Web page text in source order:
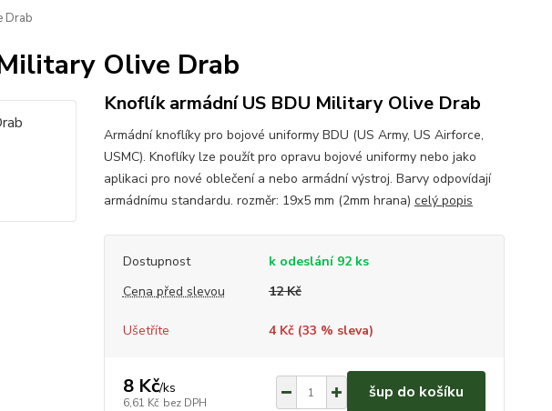
Drab
Olive Drab
Knoflík armádní US BDU Military Olive Drab
Armádní knoflíky pro bojové uniformy BDU (US Army, US Airforce,
USMC). Knoflíky lze použít pro opravu bojové uniformy nebo jako
aplikaci pro nové oblečení a nebo armádní výstroj. Barvy odpovídají
armádnímu standardu. rozměr: 19x5 mm (2mm hrana) celý popis
Dostupnost
k odeslání 92 ks
Cena před slevou
12 Kč
Ušetříte 4 Kč (33 % sleva)
8 Kč/ks
6,61 Kč bez DPH
šup do košíku